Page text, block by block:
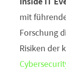
mit
Forschung
Risiken der